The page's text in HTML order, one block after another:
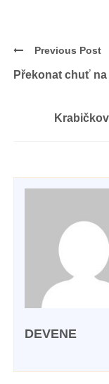
Previous Post
Překonat chuť
DEVENE